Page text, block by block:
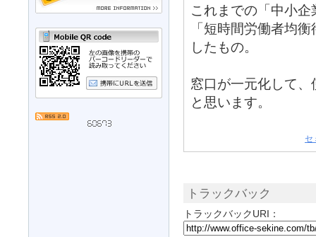
これまでの「中小
「短時間労働者均
したもの。
窓口が一元化して
と思います。
セ
トラックバック
トラックバックURI：